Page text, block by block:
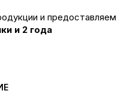
и предоставляем
и 2 года